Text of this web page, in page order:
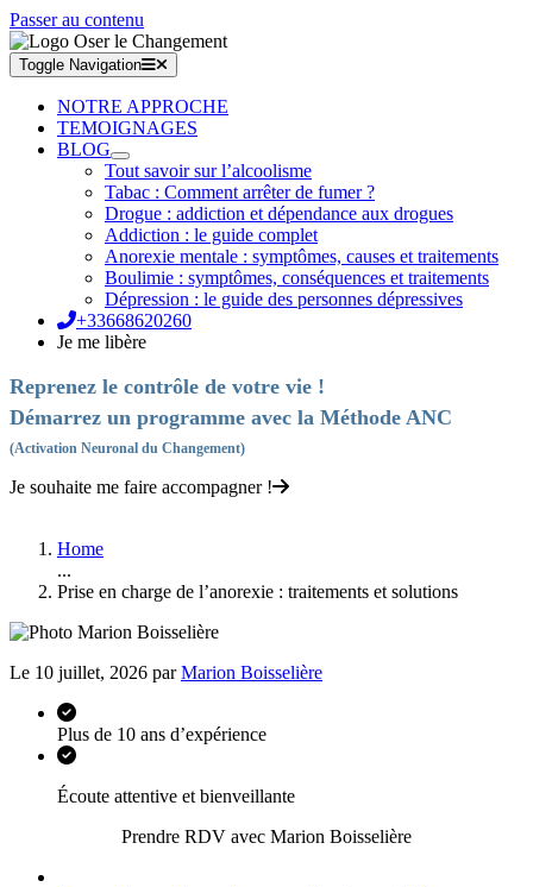
Passer au contenu
Toggle Navigation
NOTRE APPROCHE
TEMOIGNAGES
BLOG
Tout savoir sur l’alcoolisme
Tabac : Comment arrêter de fumer ?
Drogue : addiction et dépendance aux drogues
Addiction : le guide complet
Anorexie mentale : symptômes, causes et traitements
Boulimie : symptômes, conséquences et traitements
Dépression : le guide des personnes dépressives
+33668620260
Je me libère
Reprenez le contrôle de votre vie !
Démarrez un programme avec la Méthode ANC
(Activation Neuronal du Changement)
Je souhaite me faire accompagner !
Home
...
Prise en charge de l’anorexie : traitements et solutions
Le 10 juillet, 2026 parMarion Boisselière
Plus de 10 ans d’expérience
Écoute attentive et bienveillante
Prendre RDV avec Marion Boisselière